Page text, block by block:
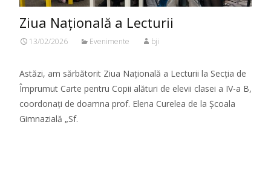
Ziua Națională a Lecturii
13/02/2026 Evenimente bji
Astăzi, am sărbătorit Ziua Națională a Lecturii la Secția de
Împrumut Carte pentru Copii alături de elevii clasei a IV-a B,
coordonați de doamna prof. Elena Curelea de la Școala
Gimnazială „Sf.